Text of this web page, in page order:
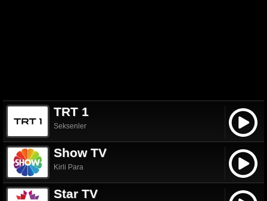
TRT 1
Seksenler
Show TV
Kirli Para
Star TV